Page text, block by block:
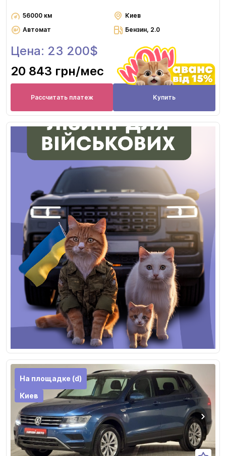
56000 км
Киев
Автомат
Бензин, 2.0
Цена: 23 200$
20 843 грн/мес
Рассчитать платеж Купить
На площадке (d)
Киев